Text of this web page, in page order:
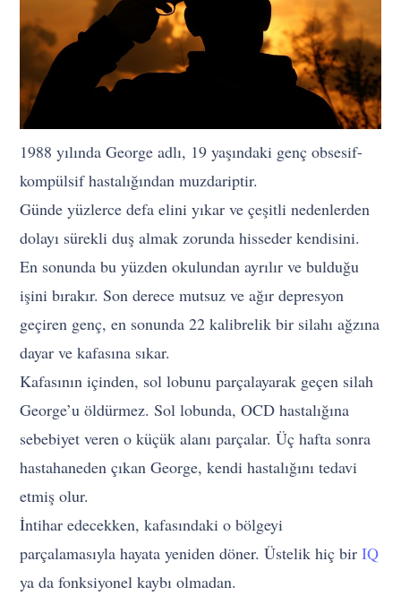
1988 yılında George adlı, 19 yaşındaki genç obsesif-
kompülsif hastalığından muzdariptir.
Günde yüzlerce defa elini yıkar ve çeşitli nedenlerden
dolayı sürekli duş almak zorunda hisseder kendisini.
En sonunda bu yüzden okulundan ayrılır ve bulduğu
işini bırakır. Son derece mutsuz ve ağır depresyon
geçiren genç, en sonunda 22 kalibrelik bir silahı ağzına
dayar ve kafasına sıkar.
Kafasının içinden, sol lobunu parçalayarak geçen silah
George’u öldürmez. Sol lobunda, OCD hastalığına
sebebiyet veren o küçük alanı parçalar. Üç hafta sonra
hastahaneden çıkan George, kendi hastalığını tedavi
etmiş olur.
İntihar edecekken, kafasındaki o bölgeyi
parçalamasıyla hayata yeniden döner. Üstelik hiç birIQ
ya da fonksiyonel kaybı olmadan.